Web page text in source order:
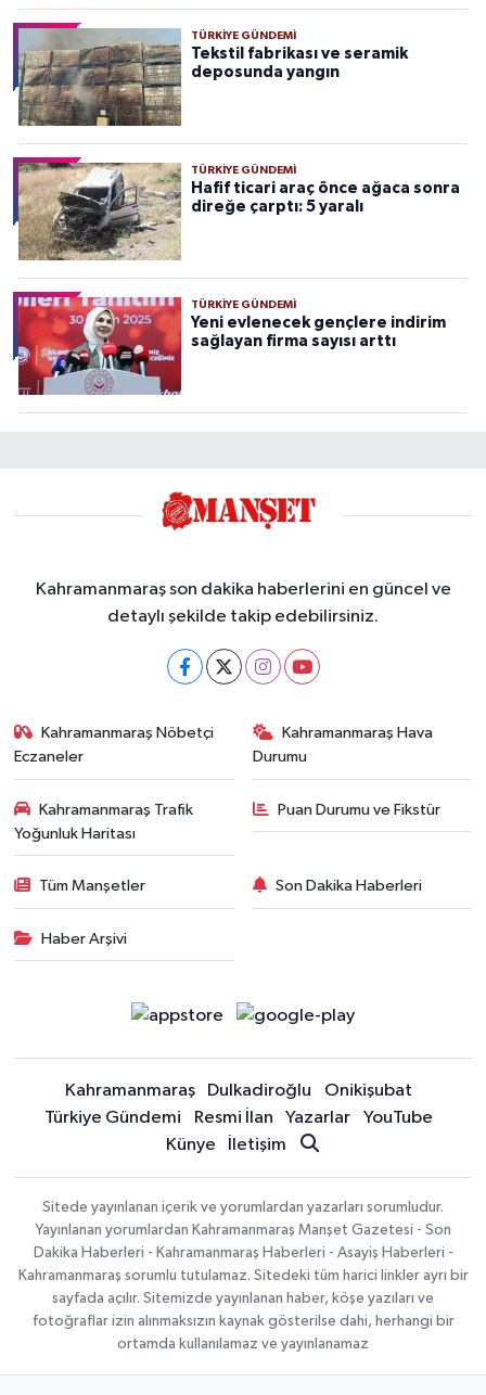
TÜRKIYE GÜNDEMI
Tekstil fabrikası ve seramik
deposunda yangın
TÜRKIYE GÜNDEMI
Hafif ticari araç önce ağaca sonra
direğe çarptı: 5 yaralı
TÜRKIYE GÜNDEMI
Yeni evlenecek gençlere indirim
sağlayan firma sayısı arttı
Kahramanmaraş son dakika haberlerini en güncel ve
detaylı şekilde takip edebilirsiniz.
Kahramanmaraş Nöbetçi
Eczaneler
Kahramanmaraş Hava
Durumu
Kahramanmaraş Trafik
Yoğunluk Haritası
Puan Durumu ve Fikstür
Tüm Manşetler Son Dakika Haberleri
Haber Arşivi
Kahramanmaraş Dulkadiroğlu
Onikişubat
Türkiye Gündemi
Resmi İlan Yazarlar
YouTube
Künye
İletişim
Sitede yayınlanan içerik ve yorumlardan yazarları sorumludur.
Yayınlanan yorumlardan Kahramanmaraş Manşet Gazetesi - Son
Dakika Haberleri - Kahramanmaraş Haberleri - Asayiş Haberleri -
Kahramanmaraş sorumlu tutulamaz. Sitedeki tüm harici linkler ayrı bir
sayfada açılır. Sitemizde yayınlanan haber, köşe yazıları ve
fotoğraflar izin alınmaksızın kaynak gösterilse dahi, herhangi bir
ortamda kullanılamaz ve yayınlanamaz